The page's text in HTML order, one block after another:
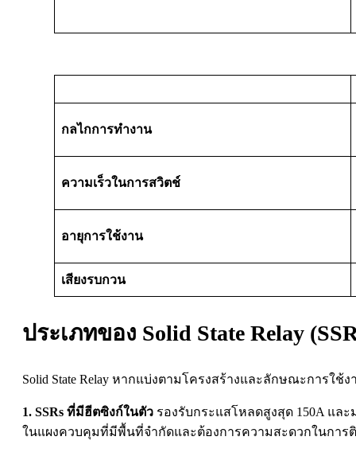
กลไกการทำงาน
ความเร็วในการสวิตช์
อายุการใช้งาน
เสียงรบกวน
ประเภทของ Solid State Relay
Solid State Relay หากแบ่งตามโครงสร้างและลักษณะการใ
1. SSRs ที่มีฮีตซิงก์ในตัว รองรับกระแสโหลดสูงสุด 150A แล
ในแผงควบคุมที่มีพื้นที่จำกัดและต้องการความสะดวกในกา